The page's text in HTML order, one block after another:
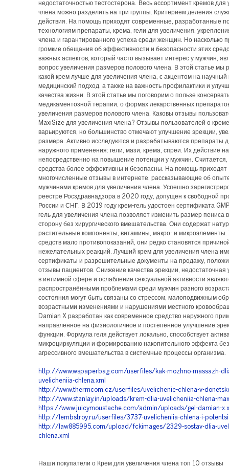
недостаточностью тестостерона. Весь ассортимент кремов для
члена можно разделить на три группы. Критерием деления
действия. На помощь приходят современные, разработанные
технологиям препараты, крема, гели для увеличения,
члена и гарантированного успеха среди женщин. Но насколько
громкие обещания об эффективности и безопасности этих
важных аспектов, который часто вызывает интерес у мужчин,
вопрос увеличения размеров полового члена. В этой статье мы
какой крем лучше для увеличения члена, с акцентом на научный
медицинский подход, а также на важность профилактики и
качества жизни. В этой статье мы поговорим о пользе
медикаментозной терапии, о формах лекарственных
увеличения размеров полового члена. Каковы отзывы
MaxiSize для увеличения члена? Отзывы пользователей о
варьируются, но большинство отмечают улучшение эрекции,
размера. Активно исследуются и разрабатываются препараты
наружного применения: гели, мази, крема, спреи. Их действие
непосредственно на повышение потенции у мужчин. Считается,
средства более эффективны и безопасны. На помощь приходят
многочисленные отзывы в интернете, рассказывающие об
мужчинами кремов для увеличения члена. Успешно
реестре Росздравнадзора в 2020 году, допущен к свободной
России и СНГ. В 2019 году крем-гель удостоен сертификата
гель для увеличения члена позволяет изменить размер пениса
сторону без хирургического вмешательства. Они содержат
растительные компоненты, витамины, макро- и
средств мало противопоказаний, они редко становятся
нежелательных реакций. Лучший крем для увеличения члена
сертификаты и разрешительные документы на продажу,
отзывы пациентов. Снижение качества эрекции, недостаточная
в интимной сфере и ослабление сексуальной активности
распространёнными проблемами среди мужчин разного
состояния могут быть связаны со стрессом, малоподвижным
возрастными изменениями и нарушениями местного
Damian X разработан как современное средство наружного
направленное на физиологичное и постепенное улучшение
функции. Формула геля действует локально, способствует
микроциркуляции и формированию накопительного эффекта без
агрессивного вмешательства в системные процессы организма.
http://www.wspaperbag.com/userfiles/kak-mozhno-massazh-
uvelicheniia-chlena.xml
http://www.thermcom.cz/userfiles/uvelichenie-chlena-v-
http://www.stanlay.in/uploads/krem-dlia-uvelicheniia-chlena-
https://www.juicymoustache.com/admin/uploads/gel-damian-
http://lembstroy.ru/userfiles/3737-uvelicheniia-chlena-i-
http://law885995.com/upload/fckimages/2329-sostav-dlia-
chlena.xml
Наши покупатели о Крем для увеличения члена топ 10 отзывы